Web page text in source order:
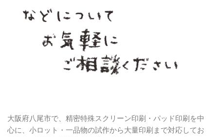
大阪府八尾市で、精密特殊スクリーン印刷・パッド印刷を中
心に、小ロット・一品物の試作から大量印刷まで対応してお